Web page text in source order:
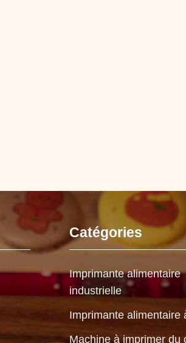
Catégories
Imprimante alimentaire
industrielle
Imprimante alimentaire
Machine à imprimer du